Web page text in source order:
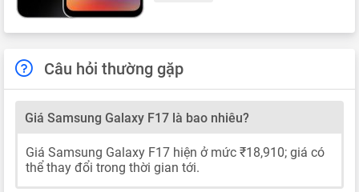
Câu hỏi thường gặp
Giá Samsung Galaxy F17 là bao nhiêu?
Giá Samsung Galaxy F17 hiện ở mức ₹18,910; giá có
thể thay đổi trong thời gian tới.